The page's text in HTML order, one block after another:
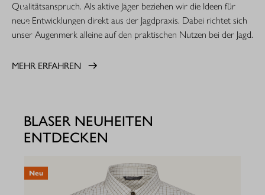
MEHR ERFAHREN
Qualitätsanspruch. Als aktive Jäger beziehen wir die Ideen für
neue Entwicklungen direkt aus der Jagdpraxis. Dabei richtet sich
unser Augenmerk alleine auf den praktischen Nutzen bei der Jagd.
MEHR ERFAHREN
BLASER NEUHEITEN
ENTDECKEN
Neu